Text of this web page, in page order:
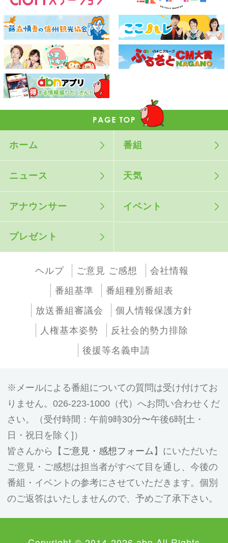
ホーム 番組
ニュース 天気
アナウンサー イベント
プレゼント
ヘルプ ご意見 ご感想
会社情報
番組基準
番組種別番組表
放送番組審議会
個人情報保護方針
人権基本姿勢
反社会的勢力排除
後援等名義申請
メールによる番組についての質問は受け付けてお
りません。026-223-1000（代）へお問い合わせくだ
さい。（受付時間：午前9時30分〜午後6時[土・
日・祝日を除く]）
皆さんから【 ご意見・感想フォーム 】にいただいた
ご意見・ご感想は担当者がすべて目を通し、今後の
番組・イベントの参考にさせていただきます。個別
のご返答はいたしませんので、予めご了承下さい。